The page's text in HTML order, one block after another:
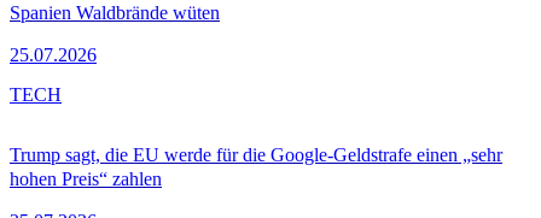
Spanien Waldbrände wüten
25.07.2026
Trump sagt, die EU werde für die Google-Geldstrafe einen „sehr
hohen Preis“ zahlen
TECH